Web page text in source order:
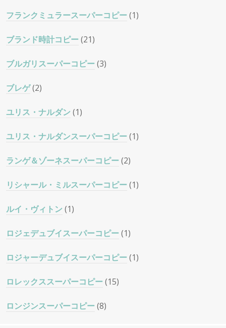
フランクミュラースーパーコピー(1)
ブランド時計コピー(21)
ブルガリスーパーコピー(3)
ブレゲ(2)
ユリス・ナルダン (1)
ユリス・ナルダンスーパーコピー(1)
ランゲ＆ゾーネスーパーコピー(2)
リシャール・ミルスーパーコピー(1)
ルイ・ヴィトン (1)
ロジェデュブイスーパーコピー(1)
ロジャーデュブイスーパーコピー(1)
ロレックススーパーコピー(15)
ロンジンスーパーコピー(8)